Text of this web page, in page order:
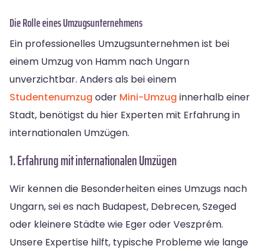
Die Rolle eines Umzugsunternehmens
Ein professionelles Umzugsunternehmen ist bei
einem Umzug von Hamm nach Ungarn
unverzichtbar. Anders als bei einem
Studentenumzug oder Mini-Umzug innerhalb einer
Stadt, benötigst du hier Experten mit Erfahrung in
internationalen Umzügen.
1. Erfahrung mit internationalen Umzügen
Wir kennen die Besonderheiten eines Umzugs nach
Ungarn, sei es nach Budapest, Debrecen, Szeged
oder kleinere Städte wie Eger oder Veszprém.
Unsere Expertise hilft, typische Probleme wie lange